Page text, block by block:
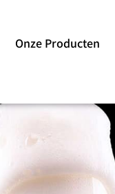
Onze Producten